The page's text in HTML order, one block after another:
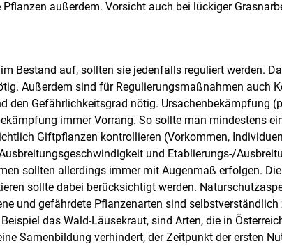
außerdem. Vorsicht auch bei lückiger
Bestand auf, sollten sie jedenfalls reguliert werden.
Außerdem sind für Regulierungsmaßnahmen auch
den Gefährlichkeitsgrad nötig. Ursachenbekämpfung
immer Vorrang. So sollte man mindestens
Giftpflanzen kontrollieren (Vorkommen,
und Etablierungs-/​
sollten allerdings immer mit Augenmaß erfolgen.
sollte dabei berücksichtigt werden.
und gefährdete Pflanzenarten sind
das Wald-Läusekraut, sind Arten, die in
Samenbildung verhindert, der Zeitpunkt der ersten